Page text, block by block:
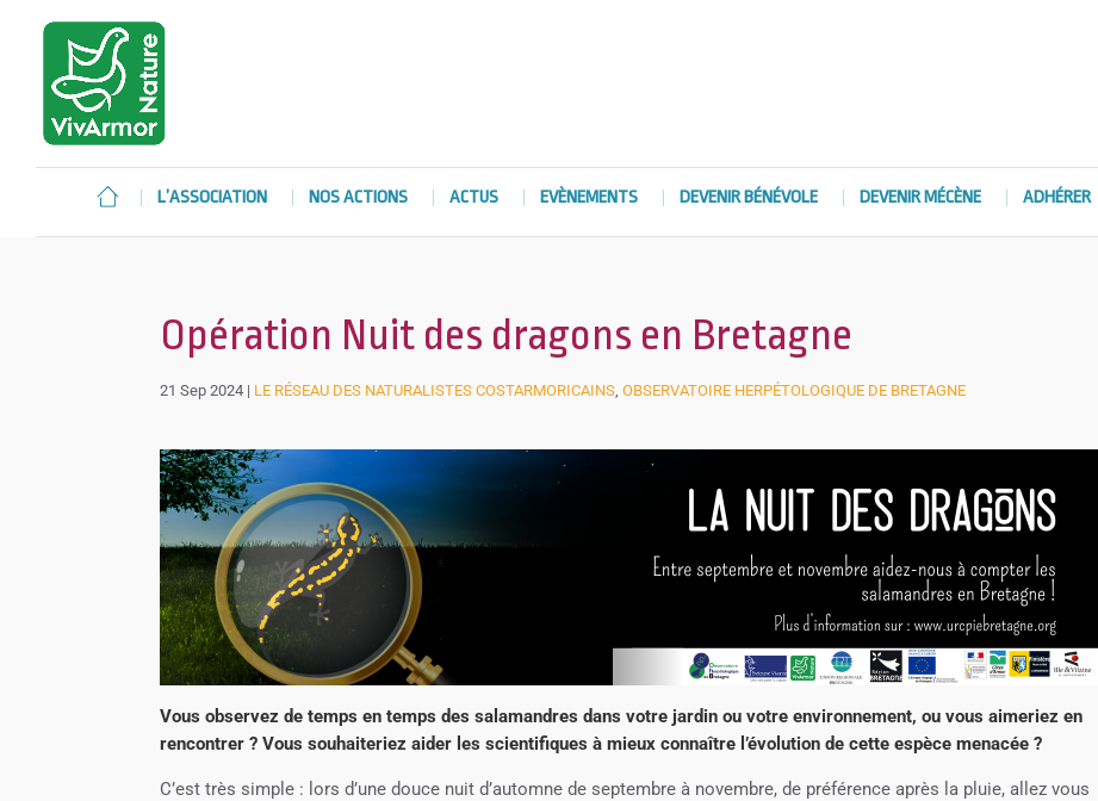
L’ASSOCIATION NOS ACTIONS ACTUS EVÈNEMENTS DEVENIR BÉNÉVOLE DEVENIR MÉCÈNE ADHÉRER
Opération Nuit des dragons en Bretagne
21 Sep 2024 | LE RÉSEAU DES NATURALISTES COSTARMORICAINS,OBSERVATOIRE HERPÉTOLOGIQUE DE BRETAGNE
Vous observez de temps en temps des salamandres dans votre jardin ou votre environnement, ou vous aimeriez en
rencontrer ? Vous souhaiteriez aider les scientifiques à mieux connaître l’évolution de cette espèce menacée ?
C’est très simple : lors d’une douce nuit d’automne de septembre à novembre, de préférence après la pluie, allez vous